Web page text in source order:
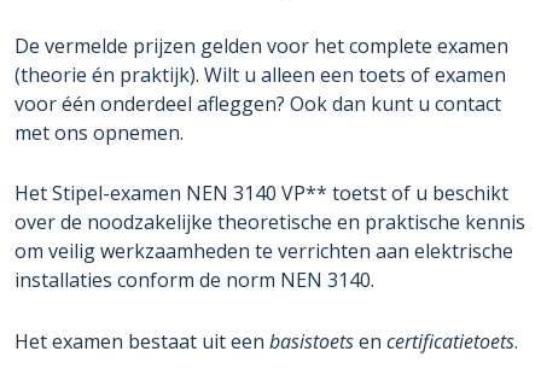
De vermelde prijzen gelden voor het complete examen
(theorie én praktijk). Wilt u alleen een toets of examen
voor één onderdeel afleggen? Ook dan kunt u contact
met ons opnemen.
Het Stipel-examen NEN 3140 VP** toetst of u beschikt
over de noodzakelijke theoretische en praktische kennis
om veilig werkzaamheden te verrichten aan elektrische
installaties conform de norm NEN 3140.
Het examen bestaat uit een basistoetsen certificatietoets.